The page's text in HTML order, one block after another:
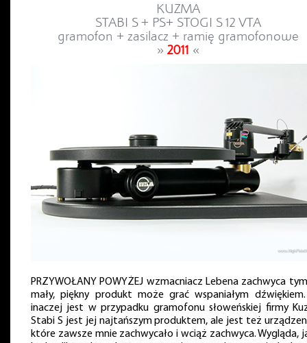
KUZMA
STABI S + PS+ STOGI S 12 VTA
gramofon + zasilacz + ramię gramofonowe
» 2011 «
PRZYWOŁANY POWYŻEJ wzmacniacz Lebena zachwyca
mały, piękny produkt może grać wspaniałym
inaczej jest w przypadku gramofonu słoweńskiej firmy
Stabi S jest jej najtańszym produktem, ale jest też
które zawsze mnie zachwycało i wciąż zachwyca. Wygląda,